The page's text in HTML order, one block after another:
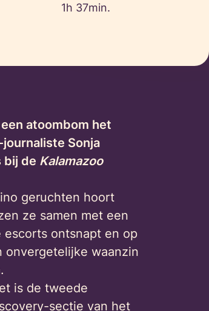
1h 37min.
atoombom het
Sonja
bij de Kalamazoo
geruchten hoort
ze samen met een
escorts ontsnapt en op
onvergetelijke waanzin
is de tweede
sectie van het